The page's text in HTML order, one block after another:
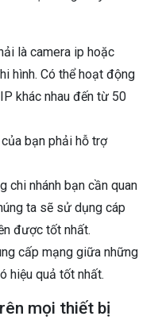
là camera ip hoặc
hình. Có thể hoạt động
khác nhau đến từ 50
bạn phải hỗ trợ
chi nhánh bạn cần quan
ta sẽ sử dụng cáp
được tốt nhất.
cấp mạng giữa những
hiệu quả tốt nhất.
mọi thiết bị